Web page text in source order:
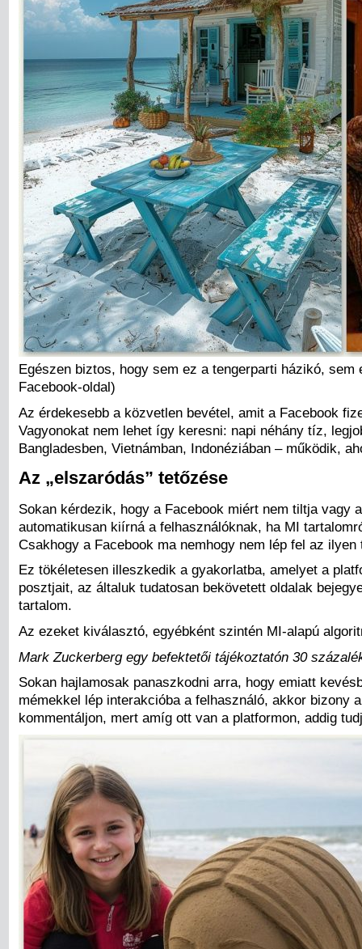
Egészen biztos, hogy sem ez a tengerparti házikó,
Facebook-oldal)
Az érdekesebb a közvetlen bevétel, amit a Facebook
Vagyonokat nem lehet így keresni: napi néhány tíz,
Bangladesben, Vietnámban, Indonéziában – működik,
Az „elszaródás” tetőzése
Sokan kérdezik, hogy a Facebook miért nem tiltja
automatikusan kiírná a felhasználóknak, ha MI
Csakhogy a Facebook ma nemhogy nem lép fel az
Ez tökéletesen illeszkedik a gyakorlatba, amelyet a
posztjait, az általuk tudatosan bekövetett oldalak
tartalom.
Az ezeket kiválasztó, egyébként szintén MI-alapú
Mark Zuckerberg egy befektetői tájékoztatón 30
Sokan hajlamosak panaszkodni arra, hogy emiatt
mémekkel lép interakcióba a felhasználó, akkor bizony
kommentáljon, mert amíg ott van a platformon, addig